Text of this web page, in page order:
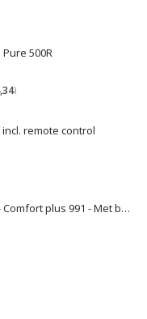
500R
)
incl. remote control
Homecare Douche WC - Comfort plus 991 - Met brilverwarming